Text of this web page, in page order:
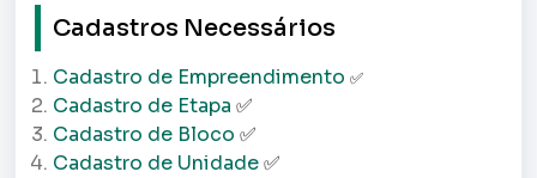
Cadastros Necessários
Cadastro de Empreendimento ✅
Cadastro de Etapa ✅
Cadastro de Bloco ✅
Cadastro de Unidade✅